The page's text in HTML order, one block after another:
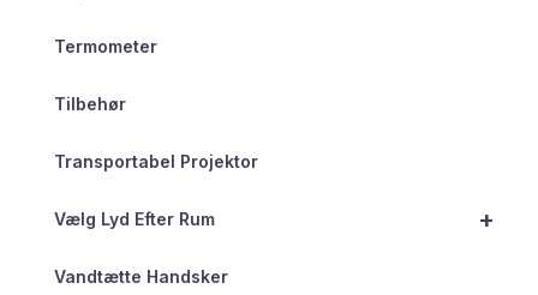
Termometer
Tilbehør
Transportabel Projektor
+
Vælg Lyd Efter Rum
Vandtætte Handsker